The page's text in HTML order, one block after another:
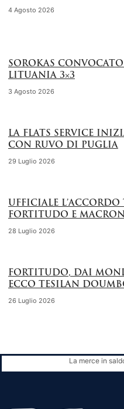
4 Agosto 2026
SOROKAS
LITUANIA 3×3
3 Agosto 2026
LA FLATS SERVICE
CON RUVO DI PUGLIA
29 Luglio 2026
UFFICIALE L’ACCORDO
FORTITUDO E MACRON
28 Luglio 2026
FORTITUDO, DAI
ECCO TESILAN
26 Luglio 2026
La merce in